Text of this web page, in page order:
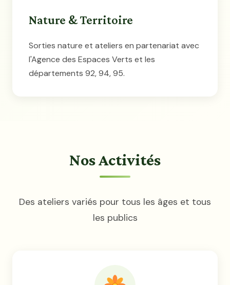
Nature & Territoire
Sorties nature et ateliers en partenariat avec
l'Agence des Espaces Verts et les
départements 92, 94, 95.
Nos Activités
Des ateliers variés pour tous les âges et tous
les publics